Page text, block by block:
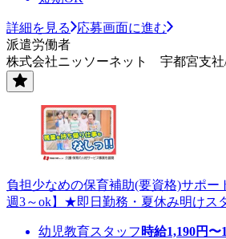
詳細を見る
応募画面に進む
派遣労働者
株式会社ニッソーネット 宇都宮支社/
負担少なめの保育補助(要資格)サポー
週3～ok】★即日勤務・夏休み明けス
幼児教育スタッフ 時給1,190円〜